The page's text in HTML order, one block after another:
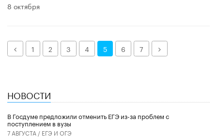
8 октября
Назад1 2 3 4 5 6 7 Далее
НОВОСТИ
В Госдуме предложили отменить ЕГЭ из-за проблем с
поступлением в вузы
7 АВГУСТА / ЕГЭ И ОГЭ